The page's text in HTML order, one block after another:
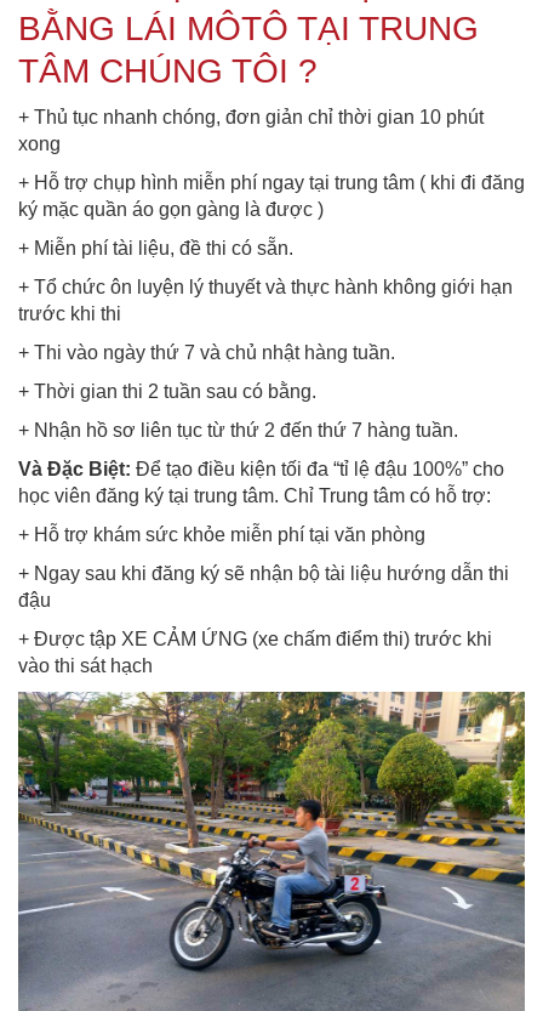
BẰNG LÁI MÔTÔ TẠI TRUNG
TÂM CHÚNG TÔI ?
+ Thủ tục nhanh chóng, đơn giản chỉ thời gian 10 phút
xong
+ Hỗ trợ chụp hình miễn phí ngay tại trung tâm ( khi đi đăng
ký mặc quần áo gọn gàng là được )
+ Miễn phí tài liệu, đề thi có sẵn.
+ Tổ chức ôn luyện lý thuyết và thực hành không giới hạn
trước khi thi
+ Thi vào ngày thứ 7 và chủ nhật hàng tuần.
+ Thời gian thi 2 tuần sau có bằng.
+ Nhận hồ sơ liên tục từ thứ 2 đến thứ 7 hàng tuần.
Và Đặc Biệt: Để tạo điều kiện tối đa “tỉ lệ đậu 100%” cho
học viên đăng ký tại trung tâm. Chỉ Trung tâm có hỗ trợ:
+ Hỗ trợ khám sức khỏe miễn phí tại văn phòng
+ Ngay sau khi đăng ký sẽ nhận bộ tài liệu hướng dẫn thi
đậu
+ Được tập XE CẢM ỨNG (xe chấm điểm thi) trước khi
vào thi sát hạch